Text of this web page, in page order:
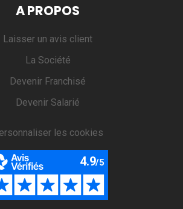
A PROPOS
Laisser un avis client
La Société
Devenir Franchisé
Devenir Salarié
les cookies